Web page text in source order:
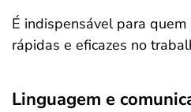
É indispensável para
rápidas e eficazes no
Linguagem e